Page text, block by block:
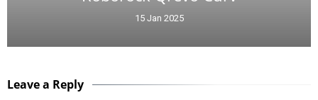
15 Jan 2025
Leave a Reply